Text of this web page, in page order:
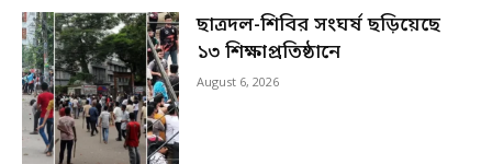
ছাত্রদল-শিবির সংঘর্ষ ছড়িয়েছে
১৩ শিক্ষাপ্রতিষ্ঠানে
August 6, 2026